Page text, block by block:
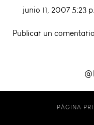
junio 11, 2007 5:23
Publicar un comentario
PÁGINA